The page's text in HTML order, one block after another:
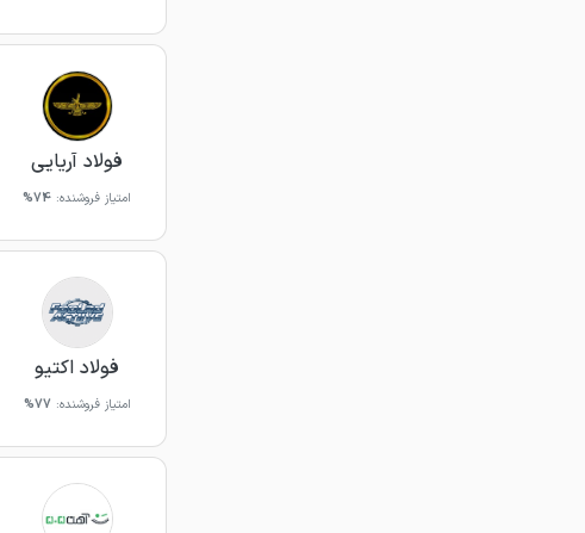
فولاد آریایی
امتیاز فروشنده: 74%
فولاد اکتیو
امتیاز فروشنده: 77%